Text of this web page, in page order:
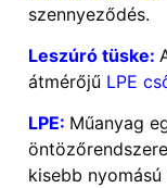
szennyeződés.
Leszúró tüske:
átmérőjű LPE
LPE: Műanyag
kisebb